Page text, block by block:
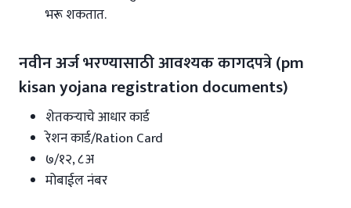
भरू शकतात.
नवीन अर्ज भरण्यासाठी आवश्यक कागदपत्रे (pm
kisan yojana registration documents)
शेतकऱ्याचे आधार कार्ड
रेशन कार्ड/Ration Card
७/१२, ८अ
मोबाईल नंबर